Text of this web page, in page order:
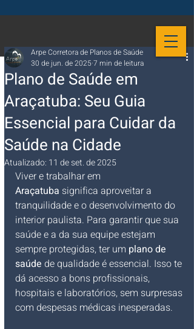
Plano de Saúde em
Araçatuba: Seu Guia
Essencial para Cuidar da
Saúde na Cidade
Arpe Corretora de Planos de Saúde
30 de jun. de 2025 7 min de leitura
Atualizado: 11 de set. de 2025
Viver e trabalhar em
Araçatuba significa aproveitar a
tranquilidade e o desenvolvimento do
interior paulista. Para garantir que sua
saúde e a da sua equipe estejam
sempre protegidas, ter um plano de
saúde de qualidade é essencial. Isso te
dá acesso a bons profissionais,
hospitais e laboratórios, sem surpresas
com despesas médicas inesperadas.